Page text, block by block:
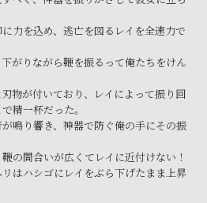
力を込め、逃亡を図るレイを全速力で
がりながら鞭を振るって俺たちをけん
物が付いており、レイによって振り回
精一杯だった。
鳴り響き、神器で防ぐ俺の手にその振
間合いが広くてレイに近付けない！
はハシゴにレイをぶら下げたまま上昇